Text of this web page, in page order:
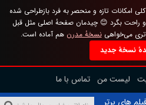
امکانات تازه و منحصر به فرد بازطراحی شده
راحت بگرد 😊 چیدمان صفحهٔ اصلی مثل قبل
می‌خواهینسخهٔ مدرن هم آماده است.
نسخهٔ جدید
لیست من تماس با ما
های برتر